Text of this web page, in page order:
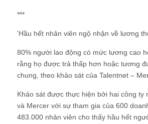
***
'Hầu hết nhân viên ngộ nhận về lương
80% người lao động có mức lương cao
rằng họ được trả thấp hơn hoặc tương
chung, theo khảo sát của Talentnet –
Khảo sát được thực hiện bởi hai công ty
và Mercer với sự tham gia của 600
483.000 nhân viên cho thấy hầu hết